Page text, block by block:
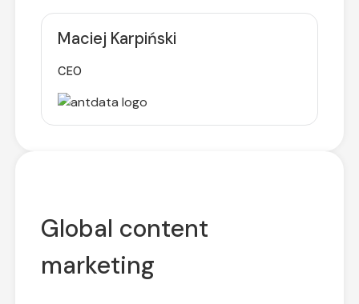
Maciej Karpiński
CEO
Global content
marketing